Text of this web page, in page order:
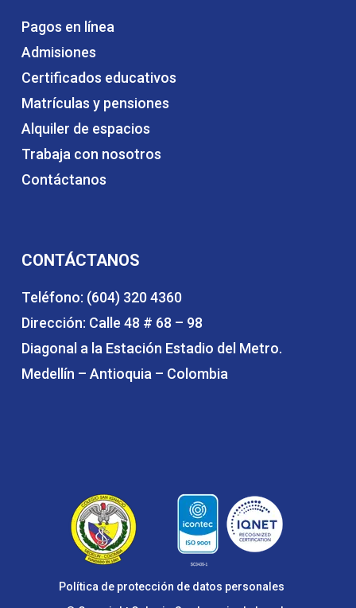
Pagos en línea
Admisiones
Certificados educativos
Matrículas y pensiones
Alquiler de espacios
Trabaja con nosotros
Contáctanos
CONTÁCTANOS
Teléfono: (604) 320 4360
Dirección: Calle 48 # 68 – 98
Diagonal a la Estación Estadio del Metro.
Medellín – Antioquia – Colombia
Política de protección de datos personales